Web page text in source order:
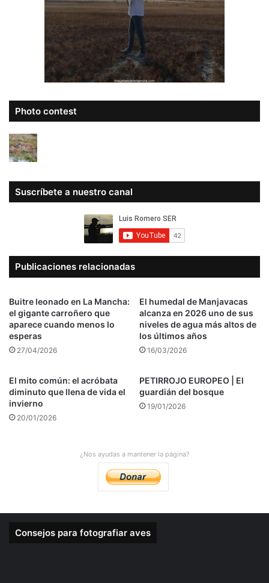
Photo contest
Suscríbete a nuestro canal
Publicaciones relacionadas
Buitre leonado en La Mancha:
el gigante carroñero que
aparece cuando menos lo
esperas
27/04/2026
El humedal de Manjavacas
alcanza en 2026 uno de sus
niveles de agua más altos de
los últimos años
16/03/2026
El mito común: el acróbata
diminuto que llena de vida el
invierno
20/01/2026
PETIRROJO EUROPEO | El
guardián del bosque
19/01/2026
¿Nos ayudas a mantener la página?
Consejos para fotografiar aves